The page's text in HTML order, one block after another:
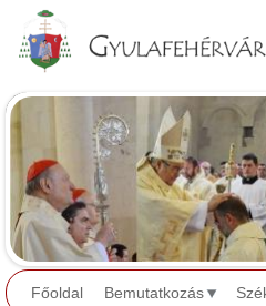
Főoldal Bemutatkozás